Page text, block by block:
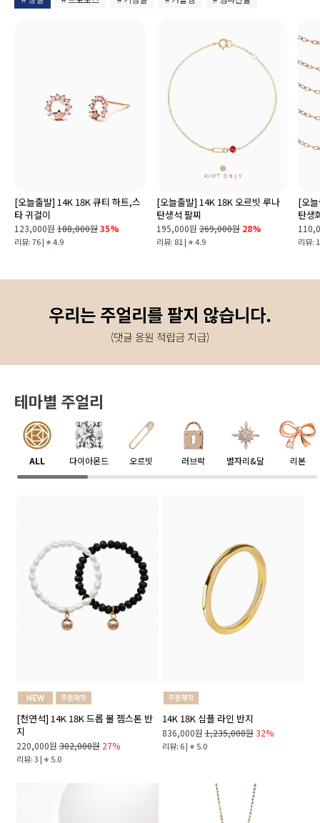
[오늘출발] 14K 18K 큐티 하트,스
타 귀걸이
123,000원 188,000원35%
리뷰: 76 | 4.9
[오늘출발] 14K 18K 오르빗 루나
탄생석 팔찌
195,000원 269,000원 28%
리뷰: 81 | 4.9
[오
탄생
리뷰:
테마별 주얼리
ALL 다이아몬드 오르빗 러브락 별자리&달 리본
[천연석] 14K 18K 드롭 볼 젬스톤 반
지
220,000원 302,000원 27%
리뷰: 3 | 5.0
14K 18K 심플 라인 반지
836,000원 1,235,000원 32%
리뷰: 6 | 5.0